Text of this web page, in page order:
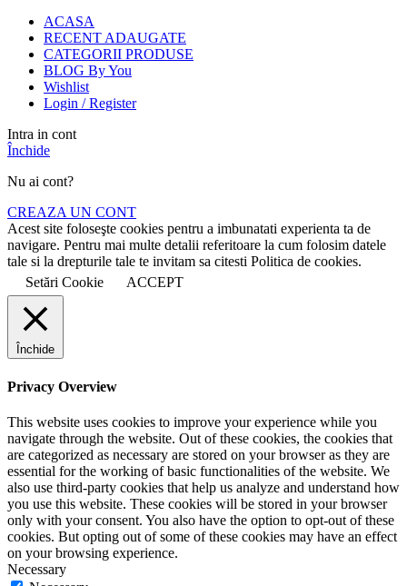
ACASA
RECENT ADAUGATE
CATEGORII PRODUSE
BLOG By You
Wishlist
Login / Register
Intra in cont
Închide
Nu ai cont?
CREAZA UN CONT
Acest site foloseşte cookies pentru a imbunatati experienta ta de
navigare. Pentru mai multe detalii referitoare la cum folosim datele
tale si la drepturile tale te invitam sa citesti Politica de cookies.
Setări Cookie
ACCEPT
Închide
Privacy Overview
This website uses cookies to improve your experience while you
navigate through the website. Out of these cookies, the cookies that
are categorized as necessary are stored on your browser as they are
essential for the working of basic functionalities of the website. We
also use third-party cookies that help us analyze and understand how
you use this website. These cookies will be stored in your browser
only with your consent. You also have the option to opt-out of these
cookies. But opting out of some of these cookies may have an effect
on your browsing experience.
Necessary